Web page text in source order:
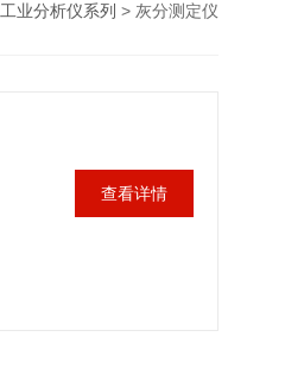
工业分析仪系列 > 灰分测定仪
查看详情